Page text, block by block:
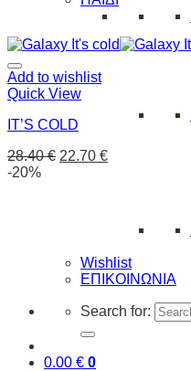
Wishlist
ΕΠΙΚΟΙΝΩΝΙΑ
Search for:
0.00 € 0
Add to wishlist
Quick View
IT’S COLD
28.40€ 22.70 €
-20%